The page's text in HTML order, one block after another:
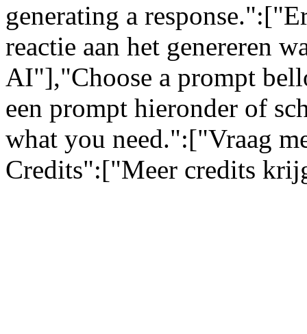
generating a
reactie aan het genereren
AI"],"Choose a prompt
een prompt hieronder of
what you need.":["Vraag
Credits":["Meer credits